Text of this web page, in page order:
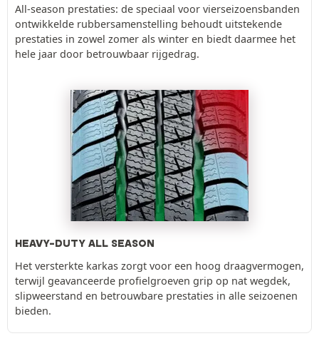
All-season prestaties: de speciaal voor vierseizoensbanden
ontwikkelde rubbersamenstelling behoudt uitstekende
prestaties in zowel zomer als winter en biedt daarmee het
hele jaar door betrouwbaar rijgedrag.
HEAVY-DUTY ALL SEASON
Het versterkte karkas zorgt voor een hoog draagvermogen,
terwijl geavanceerde profielgroeven grip op nat wegdek,
slipweerstand en betrouwbare prestaties in alle seizoenen
bieden.